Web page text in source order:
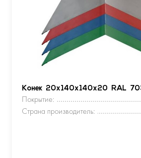
Конек 20х140х140х20 RAL
Покрытие:
Страна производитель: